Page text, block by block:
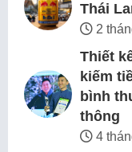
Thái
2
Thiết
kiếm
bình
thông
4